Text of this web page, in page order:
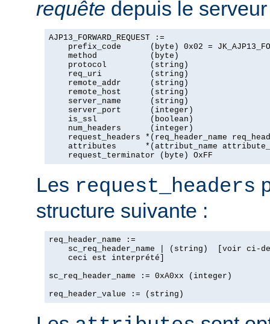
requête depuis le
AJP13_FORWARD_REQUEST :=
prefix_code      (byte) 0x02 =
    method           (byte)
    protocol         (string)
    req_uri          (string)
    remote_addr      (string)
    remote_host      (string)
    server_name      (string)
    server_port      (integer)
    is_ssl           (boolean)
    num_headers      (integer)
request_headers *(req_header_name
attributes      *(attribut_name
    request_terminator (byte) OxFF
Les request_headers
structure suivante :
req_header_name :=
sc_req_header_name | (string)  [voir ci-
    ceci est interprété]
sc_req_header_name := 0xA0xx (integer)
req_header_value := (string)